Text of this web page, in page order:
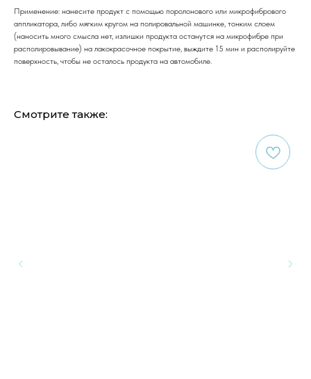
Применение: нанесите продукт с помощью поролонового или микрофибрового
аппликатора, либо мягким кругом на полировальной машинке, тонким слоем
(наносить много смысла нет, излишки продукта останутся на микрофибре при
располировывание) на лакокрасочное покрытие, выждите 15 мин и располируйте
поверхность, чтобы не осталось продукта на автомобиле.
Смотрите также: